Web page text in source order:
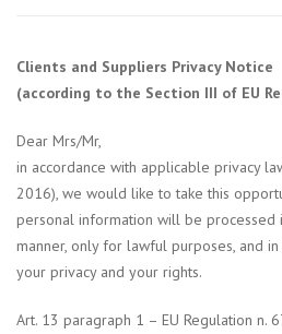
Clients and Suppliers Privacy Notice
(according to the Section III of EU
Dear Mrs/Mr,
in accordance with applicable privacy
2016), we would like to take this
personal information will be processed
manner, only for lawful purposes, and
your privacy and your rights.
Art. 13 paragraph 1 – EU Regulation n.